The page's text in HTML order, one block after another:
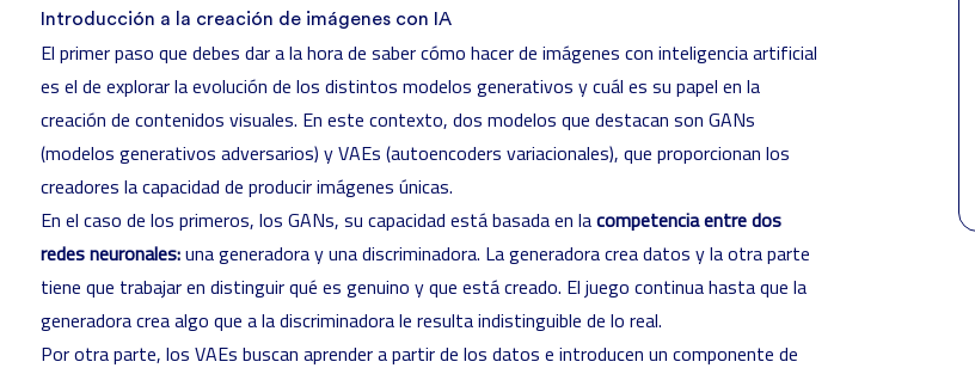
Introducción a la creación de imágenes con IA
El primer paso que debes dar a la hora de saber cómo hacer de imágenes con inteligencia artificial
es el de explorar la evolución de los distintos modelos generativos y cuál es su papel en la
creación de contenidos visuales. En este contexto, dos modelos que destacan son GANs
(modelos generativos adversarios) y VAEs (autoencoders variacionales), que proporcionan los
creadores la capacidad de producir imágenes únicas.
En el caso de los primeros, los GANs, su capacidad está basada en lacompetencia entre dos
redes neuronales:una generadora y una discriminadora. La generadora crea datos y la otra parte
tiene que trabajar en distinguir qué es genuino y que está creado. El juego continua hasta que la
generadora crea algo que a la discriminadora le resulta indistinguible de lo real.
Por otra parte, los VAEs buscan aprender a partir de los datos e introducen un componente de